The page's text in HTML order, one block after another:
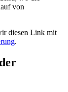
von
diesen Link mit
.